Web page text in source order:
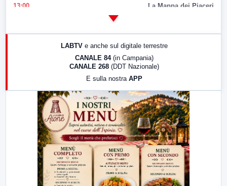
13:00 La Mappa dei Piaceri
17:00 LabNews (replica)
LabNews (replica)
LABTV e anche sul digitale terrestre
CANALE 84 (in Campania)
CANALE 268 (DDT Nazionale)
E sulla nostra APP